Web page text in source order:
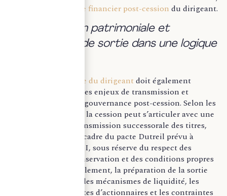
équilibre financier post-cession du dirigeant.
b. Transmission patrimoniale et
gouvernance de sortie dans une logique
stratégie de sortie du dirigeantdoit également
intégrer, en amont, les enjeux de transmission et
d’organisation de la gouvernance post-cession. Selon les
objectifs poursuivis, la cession peut s’articuler avec une
donation ou une transmission successorale des titres,
notamment dans le cadre du pacte Dutreil prévu à
l’article 787 B du CGI, sous réserve du respect des
engagements de conservation et des conditions propres
au dispositif. Parallèlement, la préparation de la sortie
suppose d’anticiper les mécanismes de liquidité, les
stipulations des pactes d’actionnaires et les contraintes